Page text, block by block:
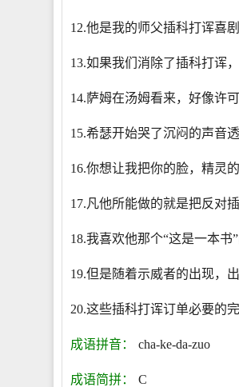
12.他是我的师父插科打诨喜剧
13.如果我们消除了插科打诨
14.萨姆在汤姆看来，好像许
15.希瑟开始哭了沉闷的声音
16.你想让我把你的脸，精灵
17.凡他所能做的就是把反对
18.我喜欢他那个“这是一本书”
19.但是随着示威者的出现，
20.这些插科打诨订单必要的
成语拼音： cha-ke-da-zuo
成语简拼： C